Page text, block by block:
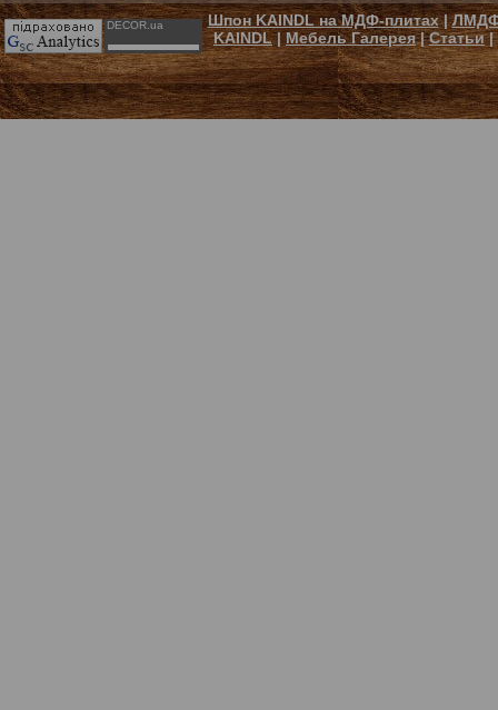
DECOR.ua Шпон KAINDL на МДФ-плитах|ЛМДФ
KAINDL| Мебель Галерея|Статьи|